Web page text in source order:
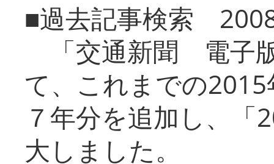
■過去記事検索
「交通新聞 電子
て、これまでの
７年分を追加し、「
大しまし